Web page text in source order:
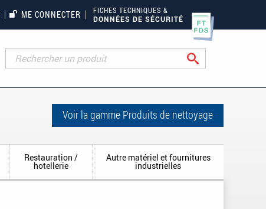
ME CONNECTER
FICHES TECHNIQUES &
DONNÉES DE SÉCURITÉ
Voir la gamme Produits de nettoyage
Restauration /
hotellerie
Autre matériel et fournitures
industrielles